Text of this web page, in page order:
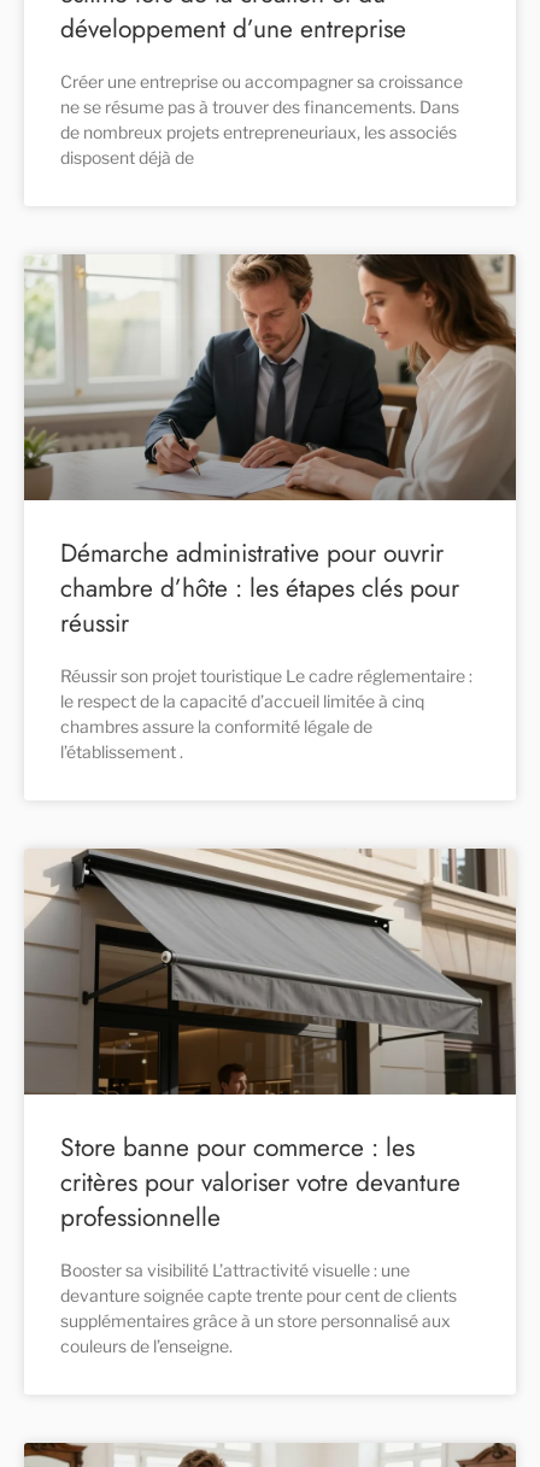
développement d’une entreprise
Créer une entreprise ou accompagner sa croissance
ne se résume pas à trouver des financements. Dans
de nombreux projets entrepreneuriaux, les associés
disposent déjà de
Démarche administrative pour ouvrir
chambre d’hôte : les étapes clés pour
réussir
Réussir son projet touristique Le cadre réglementaire :
le respect de la capacité d’accueil limitée à cinq
chambres assure la conformité légale de
l’établissement .
Store banne pour commerce : les
critères pour valoriser votre devanture
professionnelle
Booster sa visibilité L’attractivité visuelle : une
devanture soignée capte trente pour cent de clients
supplémentaires grâce à un store personnalisé aux
couleurs de l’enseigne.